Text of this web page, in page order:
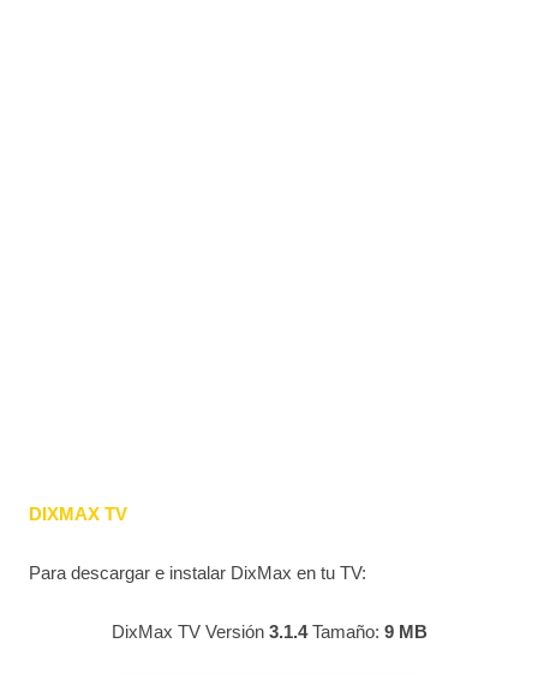
DIXMAX TV
Para descargar e instalar DixMax en tu TV:
DixMax TV Versión 3.1.4Tamaño: 9 MB